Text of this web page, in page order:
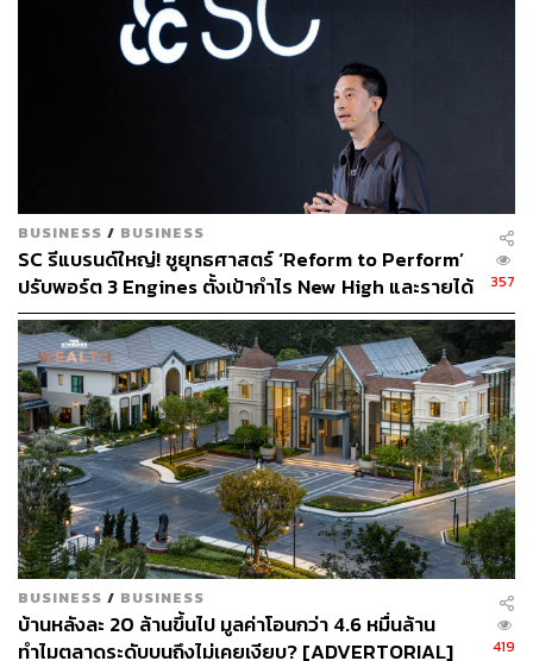
ดังนั้นนอกจากเวิร์กช็อปที่น่าสนใจแล้ว ไฮไลต์ของ Scratch
Talks with SC ASSET ใน Farm Stage ปีนี้ยังรวมถึงลิสต์ผู้พูด
ที่น่าสนใจมากมาย เริ่มตั้งแต่ ไดแอนนา โคเฮน นักสิ่ง
แวดล้อม และผู้ร่วมก่อตั้งองค์กร Plastic Pollution Coalition
ที่มีส่วนผลักดันนโยบายจัดเก็บภาษีถุงพลาสติกในลอสแอนเจ
ลิส ซึ่งจะมาให้มุมมองที่เป็นประโยชน์กับประเทศไทยที่มีสถิติ
การใช้พลาสติกมากที่สุดเป็นอันดับ 4 ของโลก
สตีฟ กลาสเตอร์ ผู้ก่อตั้ง Freeland.org ที่พัฒนาสกุลเงินดิจิทัล
เพื่อช่วยเหลือสัตว์ป่าและสิ่งแวดล้อมอย่าง Tigercoin ซึ่งจะ
มาแชร์ประสบการณ์การทำงานเพื่อช่วยโลกและมวล
มนุษยชาติผ่านช่องทางใหม่ๆ ที่ไม่เคยมีมาก่อน
ความพิเศษของทอล์กในปีนี้ยังรวมถึง Panel Discussion โดย
SC ASSET รวบรวมเหล่านักพูดหลากหลายมาร่วมกันถก
เถียงเพื่ออนาคตที่ยั่งยืนของคนเมือง โดยมี โตมร ศุขปรีชา
และทีปกร วุฒิพิทยามงคล นักคิด นักเขียน และผู้จัดรายการ
Omnivoreพอดแคสต์ชวนคิดที่กำลังมาแรง
อีกทั้ง ชาคริต จันทร์รุ่งสกุล เจ้าของบริษัท FireOneOne ผู้
เชี่ยวชาญเรื่อง Transformation to Digital Economy สำหรับ
แบรนด์ต่างๆ เพื่อค้นหาทางออกในการใช้เทคโนโลยีให้เป็น
ประโยชน์กับธุรกิจมากที่สุด
BUSINESS / BUSINESS
SC รีแบรนด์ใหญ่! ชูยุทธศาสตร์ ‘Reform to Perform’
ปรับพอร์ต 3 Engines ตั้งเป้ากำไร New High และรายได้
นอกอสังหาฯ พุ่ง 30% ภายในปี 2030
357
BUSINESS / BUSINESS
บ้านหลังละ 20 ล้านขึ้นไป มูลค่าโอนกว่า 4.6 หมื่นล้าน
ทำไมตลาดระดับบนถึงไม่เคยเงียบ? [ADVERTORIAL]
419